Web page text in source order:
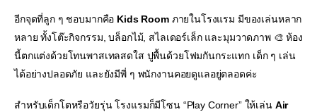
อีกจุดที่ลูก ๆ ชอบมากคือ Kids Roomภายในโรงแรม มีของเล่นหลาก
หลาย ทั้งโต๊ะกิจกรรม, บล็อกไม้, สไลเดอร์เล็ก และมุมวาดภาพ 🎨 ห้อง
นี้ตกแต่งด้วยโทนพาสเทลสดใส ปูพื้นด้วยโฟมกันกระแทก เด็ก ๆ เล่น
ได้อย่างปลอดภัย และยังมีพี่ ๆ พนักงานคอยดูแลอยู่ตลอดค่ะ
สำหรับเด็กโตหรือวัยรุ่น โรงแรมก็มีโซน “Play Corner” ให้เล่น Air